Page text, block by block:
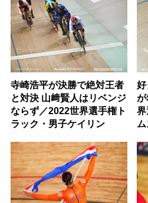
寺崎浩平が決勝で絶対王者
と対決 山﨑賢人はリベンジ
ならず／2022世界選手権ト
ラック・男子ケイリン